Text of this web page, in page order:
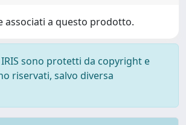
associati a questo prodotto.
sono protetti da copyright e
riservati, salvo diversa